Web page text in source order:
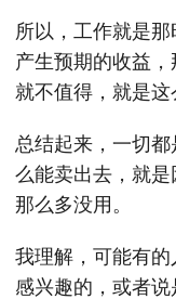
所以，工作就是
产生预期的收益
就不值得，就是这
总结起来，一切
么能卖出去，就
那么多没用。
我理解，可能有的
感兴趣的，或者